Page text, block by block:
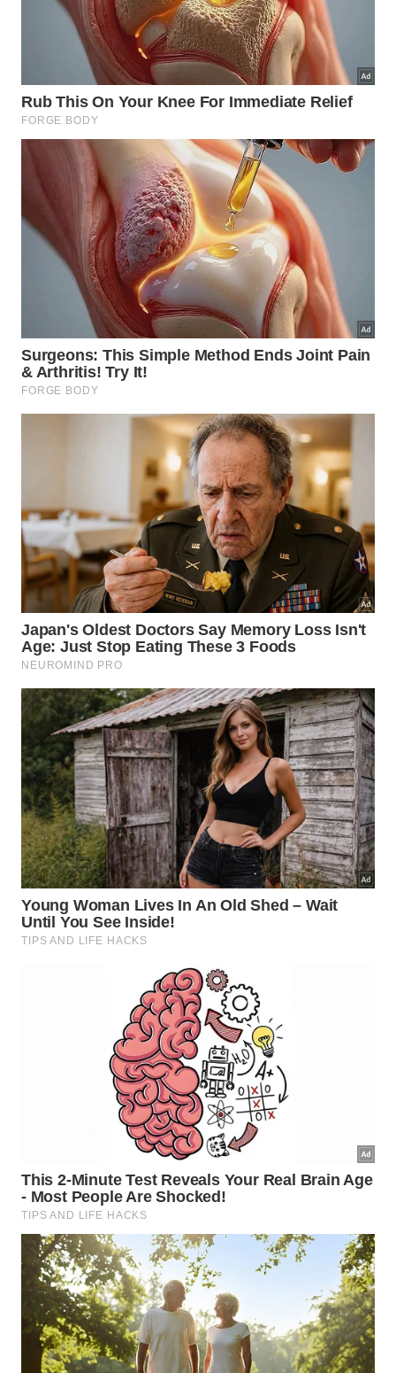
Outra atração é o Navegar Experience, que reúne
passeios de barco, atividades náuticas e um luau à
beira-mar durante o período de férias.
Além da programação especial, Caraguatatuba
oferece mais de 40 quilômetros de praias, passeios
de barco, mergulho, pesca esportiva, trilhas na Mata
Atlântica, cachoeiras, cicloturismo, turismo rural,
observação da natureza, experiências de bem-estar
e gastronomia caiçara. A secretária de Turismo,
Bianca Colepicolo, afirma que o município preparou
um calendário voltado para diferentes públicos
durante as férias escolares.
Ilhabela tem festivais e competição
internacional de vela
Julho também concentra parte da programação
cultural de Ilhabela. O calendário inclui o 15º Festival
da Tainha, o Festifan, a Festa de Santa Verônica, a
Mostra de Dança e a tradicional Festa de
Castelhanos, reunindo manifestações ligadas à
Semana de Vela ´ma das atrações de Ilhabela nas férias
de julho - Marco Yamin/ Sectur Ilhabela
O principal evento esportivo da temporada é a 53ª
Semana Internacional de Vela de Ilhabela,
considerada a principal competição da modalidade